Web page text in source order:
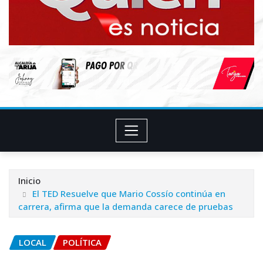
Inicio
El TED Resuelve que Mario Cossío continúa en
carrera, afirma que la demanda carece de pruebas
LOCAL POLÍTICA